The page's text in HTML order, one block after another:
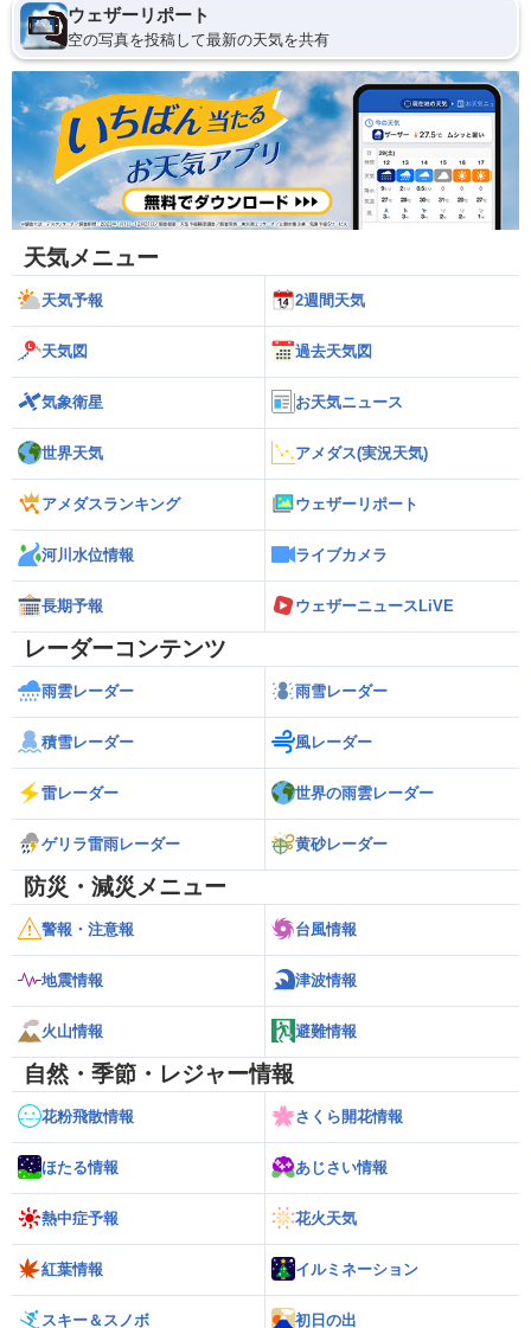
ウェザーリポート
空の写真を投稿して最新の天気を共有
天気メニュー
天気予報 2週間天気
天気図 過去天気図
気象衛星 お天気ニュース
世界天気 アメダス(実況天気)
アメダスランキング ウェザーリポート
河川水位情報 ライブカメラ
長期予報 ウェザーニュースLiVE
レーダーコンテンツ
雨雲レーダー 雨雪レーダー
積雪レーダー 風レーダー
雷レーダー 世界の雨雲レーダー
ゲリラ雷雨レーダー 黄砂レーダー
防災・減災メニュー
警報・注意報 台風情報
地震情報 津波情報
火山情報 避難情報
自然・季節・レジャー情報
花粉飛散情報 さくら開花情報
ほたる情報 あじさい情報
熱中症予報 花火天気
紅葉情報 イルミネーション
スキー＆スノボ 初日の出